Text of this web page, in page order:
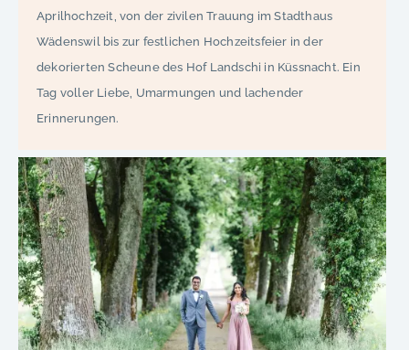
Aprilhochzeit, von der zivilen Trauung im Stadthaus
Wädenswil bis zur festlichen Hochzeitsfeier in der
dekorierten Scheune des Hof Landschi in Küssnacht. Ein
Tag voller Liebe, Umarmungen und lachender
Erinnerungen.